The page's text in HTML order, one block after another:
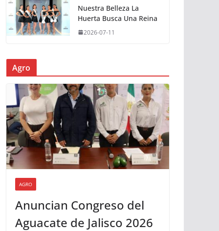
Nuestra Belleza La
Huerta Busca Una Reina
2026-07-11
Agro
AGRO
Anuncian Congreso del
Aguacate de Jalisco 2026